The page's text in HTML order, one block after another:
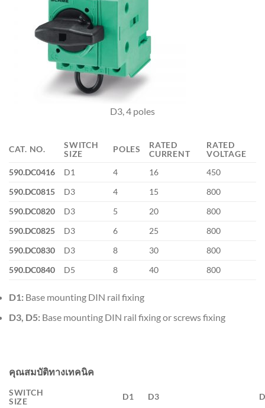
D3, 4 poles
CAT. NO.
SWITCH
SIZE
POLES
RATED
CURRENT
RATED
VOLTAGE
590.DC0416
D1 4 16
450
590.DC0815
D3 4 15
800
590.DC0820
D3 5 20
800
590.DC0825
D3 6 25
800
590.DC0830
D3 8 30
800
590.DC0840
D5 8 40 800
D1: Base mounting DIN rail fixing
D3, D5: Base mounting DIN rail fixing or screws fixing
คุณสมบัติทางเทคนิค
SWITCH
SIZE
D1 D3